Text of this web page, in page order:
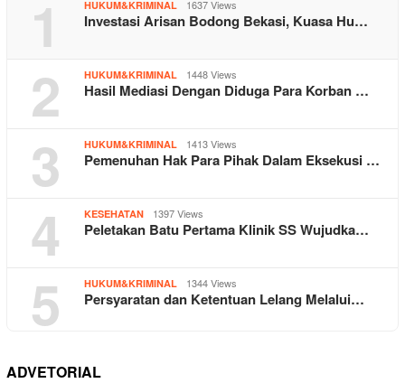
1 HUKUM&KRIMINAL 1637 Views
Investasi Arisan Bodong Bekasi, Kuasa Hu…
2 HUKUM&KRIMINAL 1448 Views
Hasil Mediasi Dengan Diduga Para Korban …
3 HUKUM&KRIMINAL 1413 Views
Pemenuhan Hak Para Pihak Dalam Eksekusi …
4 KESEHATAN 1397 Views
Peletakan Batu Pertama Klinik SS Wujudka…
5 HUKUM&KRIMINAL 1344 Views
Persyaratan dan Ketentuan Lelang Melalui…
ADVETORIAL